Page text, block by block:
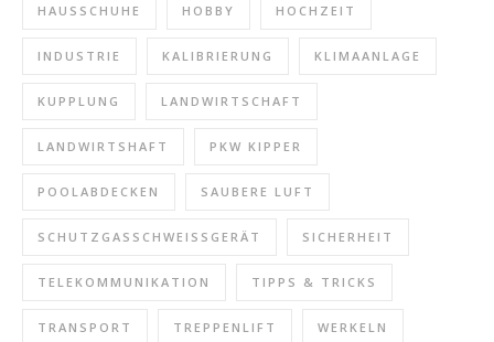
HAUSSCHUHE HOBBY HOCHZEIT
INDUSTRIE KALIBRIERUNG KLIMAANLAGE
KUPPLUNG LANDWIRTSCHAFT
LANDWIRTSHAFT PKW KIPPER
POOLABDECKEN SAUBERE LUFT
SCHUTZGASSCHWEISSGERÄT SICHERHEIT
TELEKOMMUNIKATION TIPPS & TRICKS
TRANSPORT TREPPENLIFT WERKELN